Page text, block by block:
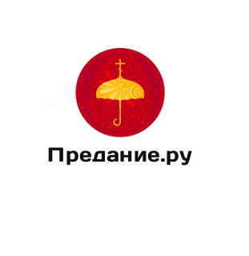
Предание.ру